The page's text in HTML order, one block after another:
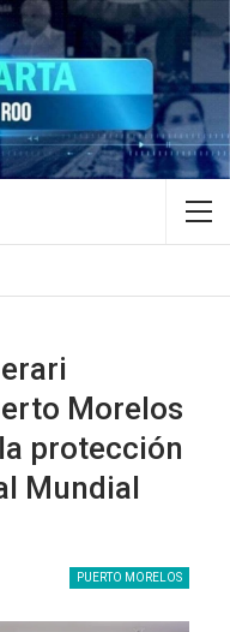
Morelos
protección
Mundial
PUERTO MORELOS